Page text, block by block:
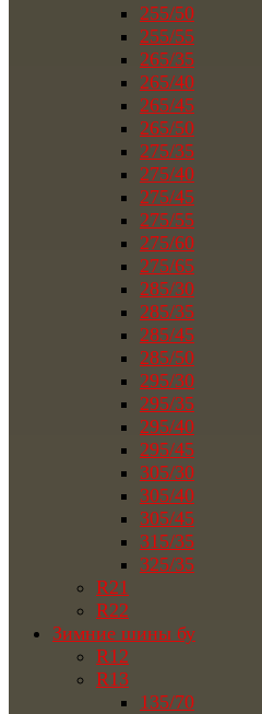
255/50
255/55
265/35
265/40
265/45
265/50
275/35
275/40
275/45
275/55
275/60
275/65
285/30
285/35
285/45
285/50
295/30
295/35
295/40
295/45
305/30
305/40
305/45
315/35
325/35
R21
R22
Зимние шины бу
R12
R13
135/70